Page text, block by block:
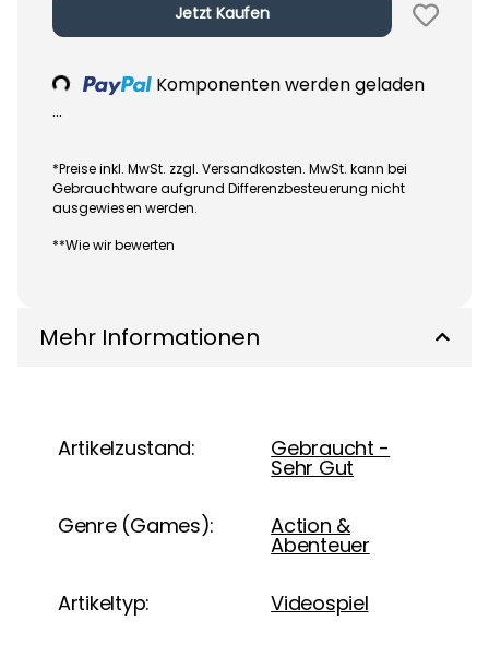
Jetzt Kaufen
Loading...
Komponenten werden geladen
...
*Preise inkl. MwSt. zzgl. Versandkosten. MwSt. kann bei
Gebrauchtware aufgrund Differenzbesteuerung nicht
ausgewiesen werden.
**Wie wir bewerten
Mehr Informationen
Artikelzustand: Gebraucht -
Sehr Gut
Genre (Games): Action &
Abenteuer
Artikeltyp: Videospiel